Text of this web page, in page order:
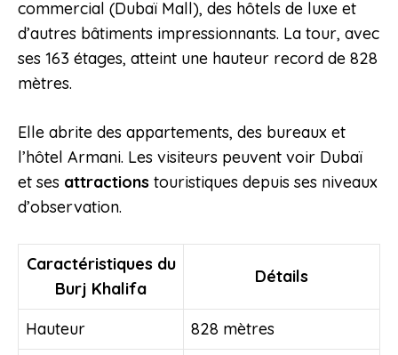
commercial (Dubaï Mall), des hôtels de luxe et
d’autres bâtiments impressionnants. La tour, avec
ses 163 étages, atteint une hauteur record de 828
mètres.
Elle abrite des appartements, des bureaux et
l’hôtel Armani. Les visiteurs peuvent voir Dubaï
et ses attractions touristiques depuis ses niveaux
d’observation.
Caractéristiques du
Burj Khalifa
Détails
Hauteur
828 mètres